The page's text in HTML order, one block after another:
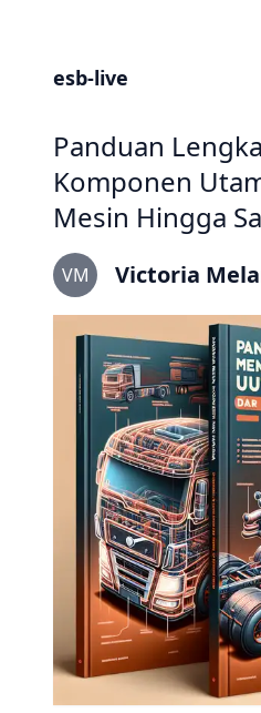
esb-live
Panduan
Komponen
Mesin Hingga
VM Victoria